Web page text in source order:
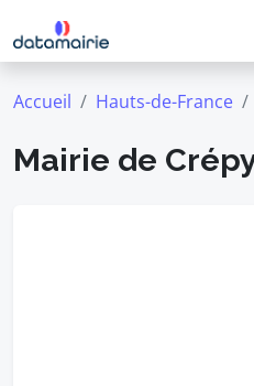
Accueil Hauts-de-France
Mairie de